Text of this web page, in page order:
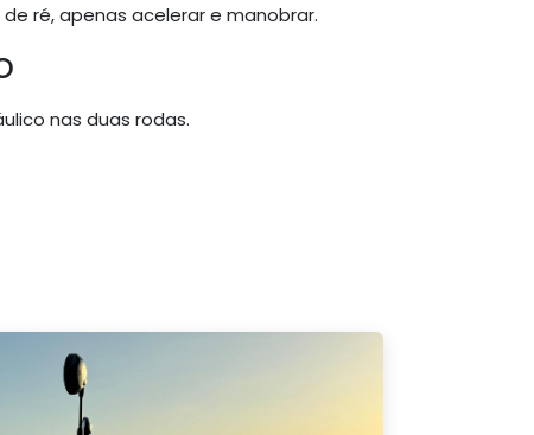
ré, apenas acelerar e manobrar.
nas duas rodas.